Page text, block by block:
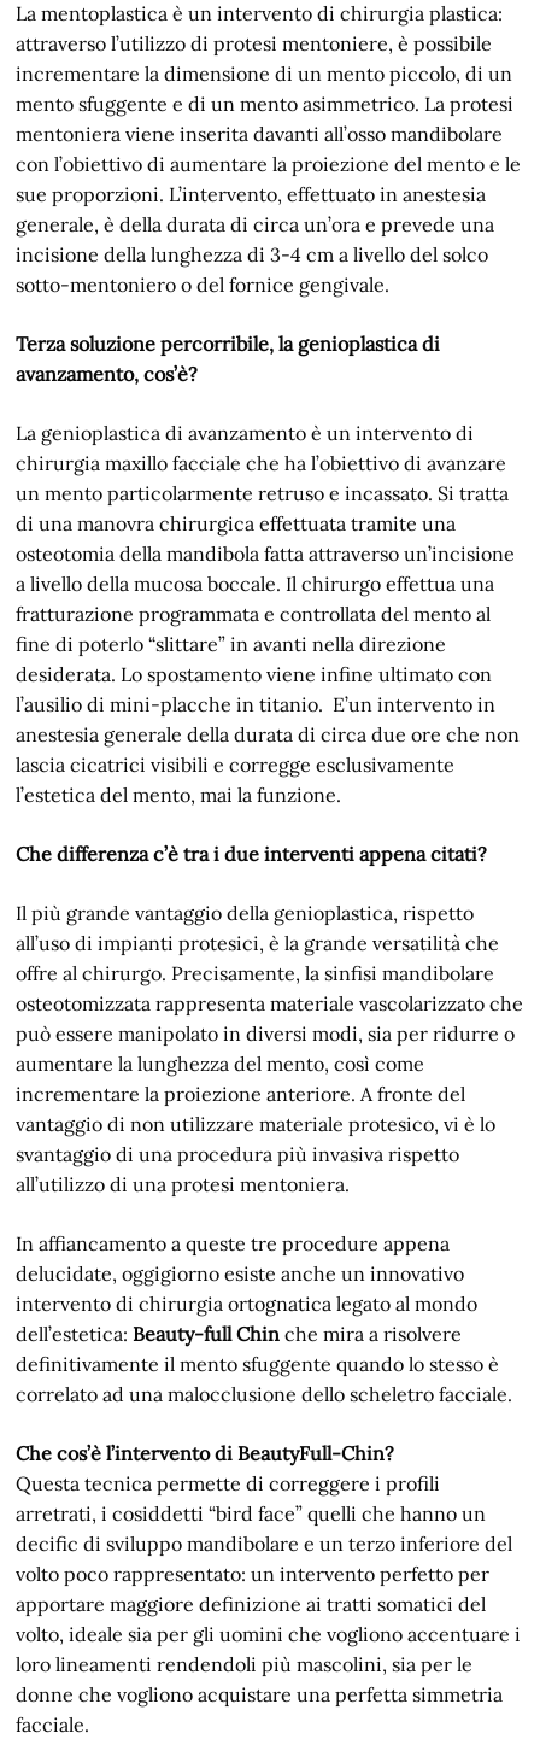
La mentoplastica è un intervento di chirurgia plastica:
attraverso l’utilizzo di protesi mentoniere, è possibile
incrementare la dimensione di un mento piccolo, di un
mento sfuggente e di un mento asimmetrico. La protesi
mentoniera viene inserita davanti all’osso mandibolare
con l’obiettivo di aumentare la proiezione del mento e le
sue proporzioni. L’intervento, effettuato in anestesia
generale, è della durata di circa un’ora e prevede una
incisione della lunghezza di 3-4 cm a livello del solco
sotto-mentoniero o del fornice gengivale.
Terza soluzione percorribile, la genioplastica di
avanzamento, cos’è?
La genioplastica di avanzamento è un intervento di
chirurgia maxillo facciale che ha l’obiettivo di avanzare
un mento particolarmente retruso e incassato. Si tratta
di una manovra chirurgica effettuata tramite una
osteotomia della mandibola fatta attraverso un’incisione
a livello della mucosa boccale. Il chirurgo effettua una
fratturazione programmata e controllata del mento al
fine di poterlo “slittare” in avanti nella direzione
desiderata. Lo spostamento viene infine ultimato con
l’ausilio di mini-placche in titanio. E’un intervento in
anestesia generale della durata di circa due ore che non
lascia cicatrici visibili e corregge esclusivamente
l’estetica del mento, mai la funzione.
Che differenza c’è tra i due interventi appena citati?
Il più grande vantaggio della genioplastica, rispetto
all’uso di impianti protesici, è la grande versatilità che
offre al chirurgo. Precisamente, la sinfisi mandibolare
osteotomizzata rappresenta materiale vascolarizzato che
può essere manipolato in diversi modi, sia per ridurre o
aumentare la lunghezza del mento, così come
incrementare la proiezione anteriore. A fronte del
vantaggio di non utilizzare materiale protesico, vi è lo
svantaggio di una procedura più invasiva rispetto
all’utilizzo di una protesi mentoniera.
In affiancamento a queste tre procedure appena
delucidate, oggigiorno esiste anche un innovativo
intervento di chirurgia ortognatica legato al mondo
dell’estetica:Beauty-full Chin che mira a risolvere
definitivamente il mento sfuggente quando lo stesso è
correlato ad una malocclusione dello scheletro facciale.
Che cos’è l’intervento di BeautyFull-Chin?
Questa tecnica permette di correggere i profili
arretrati, i cosiddetti “bird face” quelli che hanno un
decific di sviluppo mandibolare e un terzo inferiore del
volto poco rappresentato: un intervento perfetto per
apportare maggiore definizione ai tratti somatici del
volto, ideale sia per gli uomini che vogliono accentuare i
loro lineamenti rendendoli più mascolini, sia per le
donne che vogliono acquistare una perfetta simmetria
facciale.